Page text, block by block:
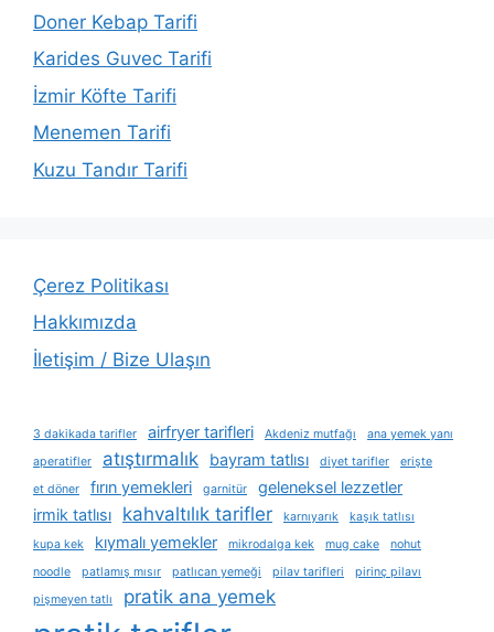
Doner Kebap Tarifi
Karides Guvec Tarifi
İzmir Köfte Tarifi
Menemen Tarifi
Kuzu Tandır Tarifi
Çerez Politikası
Hakkımızda
İletişim / Bize Ulaşın
3 dakikada tarifler airfryer tarifleri Akdeniz mutfağı
ana yemek yanı
aperatifler
atıştırmalık bayram tatlısı diyet tarifler
erişte
et döner
fırın yemekleri garnitür
geleneksel lezzetler
irmik tatlısı
kahvaltılık tarifler karnıyarık
kaşık tatlısı
kupa kek
kıymalı yemekler mikrodalga kek mug cake
nohut
noodle
patlamış mısır patlıcan yemeği pilav tarifleri
pirinç pilavı
pişmeyen tatlı
pratik ana yemek